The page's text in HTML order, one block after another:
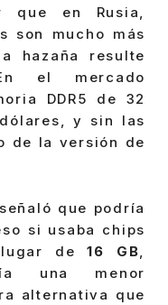
que en Rusia,
son mucho más
hazaña resulte
el mercado
DDR5 de 32
y sin las
de la versión de
que podría
si usaba chips
de16 GB,
una menor
alternativa que